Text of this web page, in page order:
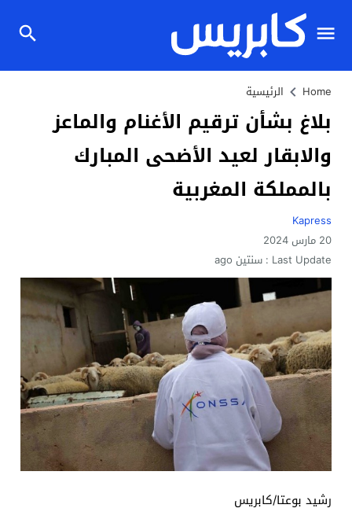
Home الرئيسية
بلاغ بشأن ترقيم الأغنام والماعز
والابقار لعيد الأضحى المبارك
بالمملكة المغربية
Kapress
20 مارس 2024
Last Update : سنتين ago
رشيد بوعتا/كابريس